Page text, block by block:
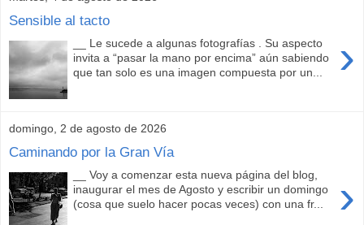
Sensible al tacto
›
__ Le sucede a algunas fotografías . Su aspecto
invita a “pasar la mano por encima” aún sabiendo
que tan solo es una imagen compuesta por un...
domingo, 2 de agosto de 2026
Caminando por la Gran Vía
›
__ Voy a comenzar esta nueva página del blog,
inaugurar el mes de Agosto y escribir un domingo
(cosa que suelo hacer pocas veces) con una fr...